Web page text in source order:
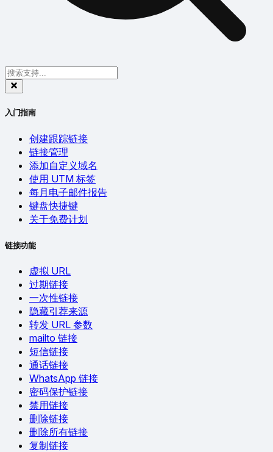
入门指南
创建跟踪链接
链接管理
添加自定义域名
使用 UTM 标签
每月电子邮件报告
键盘快捷键
关于免费计划
链接功能
虚拟 URL
过期链接
一次性链接
隐藏引荐来源
转发 URL 参数
mailto 链接
短信链接
通话链接
WhatsApp 链接
密码保护链接
禁用链接
删除链接
删除所有链接
复制链接